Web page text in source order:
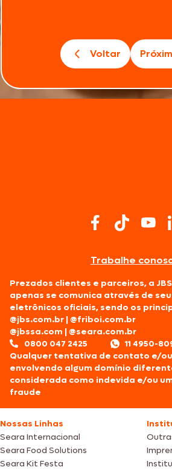
Voltar
Trabalhe
Prezados clientes e parceiros, a
apenas se comunica através de
eletrônicos oficiais, sendo os
@jbs.com.br |@friboi.com.br
@jbssa.com |@seara.com.br
0800 047 2425
11 4950-
Qualquer tentativa de contato e/
envolvendo algum domínio
considerada como indevida e/ou
fraude
Nossas Linhas
Seara Internacional
Seara Food Solutions
Seara Kit Festa